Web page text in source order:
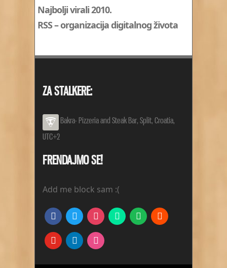
Najbolji virali 2010.
RSS – organizacija digitalnog života
ZA STALKERE:
Bakra- Pizzeria and Steak Bar, Split, Croatia,
UTC+2
FRENDAJMO SE!
Add me block sam :(
facebooktwitter instagramdeviantartspotify strava
youtubelinkedin dribbble